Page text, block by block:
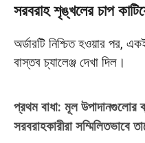
সরবরাহ শৃঙ্খলের চাপ
অর্ডারটি নিশ্চিত হওয়ার পর,
বাস্তব চ্যালেঞ্জ দেখা দিল।
প্রথম বাধা: মূল উপাদানগুলোর
সরবরাহকারীরা সম্মিলিতভাবে